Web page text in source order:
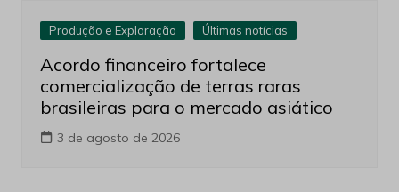
Produção e Exploração Últimas notícias
Acordo financeiro fortalece
comercialização de terras raras
brasileiras para o mercado asiático
3 de agosto de 2026